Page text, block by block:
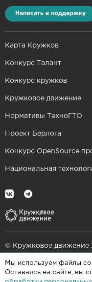
Мы используем файлы
Оставаясь на сайте, вы
Написать в поддержку
Карта Кружков
Конкурс Талант
Конкурс кружков
Кружковое движение
Нормативы ТехноГТО
Проект Берлога
Конкурс OpenSource
Национальная
© Кружковое движение
При поддержке